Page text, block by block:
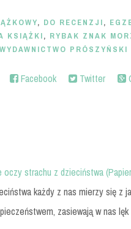
, DO RECENZJI,
KSIĄŻKI, RYBAK ZNAK
WYDAWNICTWO
Facebook Twitter
oczy strachu z dzieciństwa
każdy z nas mierzy się z
zasiewają w nas